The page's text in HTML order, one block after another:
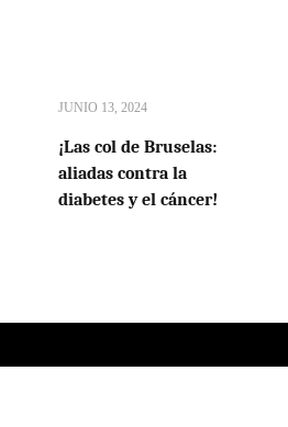
JUNIO 13, 2024
¡Las col de Bruselas:
aliadas contra la
diabetes y el cáncer!